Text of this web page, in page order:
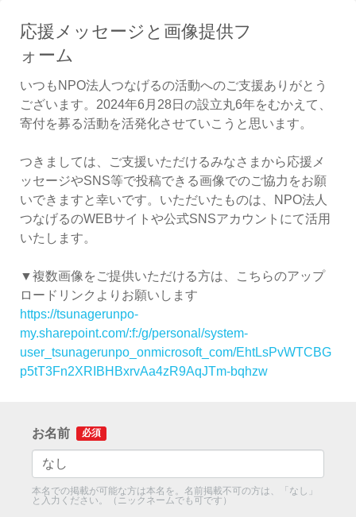
応援メッセージと画像提供フ
ォーム
いつもNPO法人つなげるの活動へのご支援ありがとう
ございます。2024年6月28日の設立丸6年をむかえて、
寄付を募る活動を活発化させていこうと思います。
つきましては、ご支援いただけるみなさまから応援メ
ッセージやSNS等で投稿できる画像でのご協力をお願
いできますと幸いです。いただいたものは、NPO法人
つなげるのWEBサイトや公式SNSアカウントにて活用
いたします。
▼複数画像をご提供いただける方は、こちらのアップ
ロードリンクよりお願いします
https://tsunagerunpo-
my.sharepoint.com/:f:/g/personal/system-
user_tsunagerunpo_onmicrosoft_com/EhtLsPvWTCBG
p5tT3Fn2XRIBHBxrvAa4zR9AqJTm-bqhzw
お名前 必須
本名での掲載が可能な方は本名を。名前掲載不可の方は、「なし」
と入力ください。（ニックネームでも可です）